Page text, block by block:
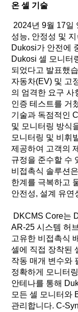
온 셀 기술
2024년 9월 17일
성능, 안정성 및
Dukosi가 안전에
Dukosi 셀 모니터
되었다고 발표했
자동차(EV) 및 고
의 엄격한 요구 사
인증 테스트를 거
기술과 독점적인
및 모니터링 방식
모니터링 및 비휘
제공하여 고객의
규정을 준수할 수
비접촉식 솔루션
한계를 극복하고
안전성, 설계 유연
DKCMS Core는
AR-25 시스템 허
고유한 비접촉식
셀에 직접 장착된
작동 매개 변수와
정확하게 모니터
안테나를 통해
모든 셀 모니터와
관리합니다. C-